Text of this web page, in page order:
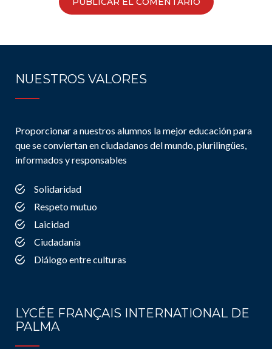
NUESTROS VALORES
Proporcionar a nuestros alumnos la mejor educación para
que se conviertan en ciudadanos del mundo, plurilingües,
informados y responsables
Solidaridad
Respeto mutuo
Laicidad
Ciudadanía
Diálogo entre culturas
LYCÉE FRANÇAIS INTERNATIONAL DE
PALMA